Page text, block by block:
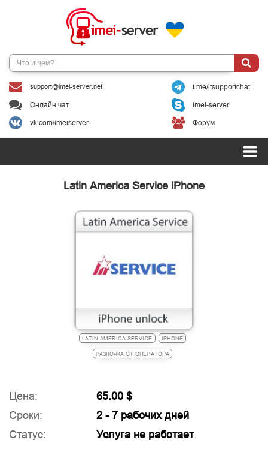
support@imei-server.net t.me/itsupportchat
Онлайн чат imei-server
vk.com/imeiserver Форум
Latin America Service iPhone
LATIN AMERICA SERVICE IPHONE
РАЗЛОЧКА ОТ ОПЕРАТОРА
Цена:
65.00 $
Сроки:
2 - 7 рабочих дней
Статус:
Услуга не работает